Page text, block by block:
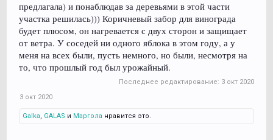
предлагала) и понаблюдав за деревьями в этой части
участка решилась))) Коричневый забор для винограда
будет плюсом, он нагревается с двух сторон и защищает
от ветра. У соседей ни одного яблока в этом году, а у
меня на всех были, пусть немного, но были, несмотря на
то, что прошлый год был урожайный.
Последнее редактирование: 3 окт 2020
3 окт 2020
Galka, GALAS и Маргола нравится это.